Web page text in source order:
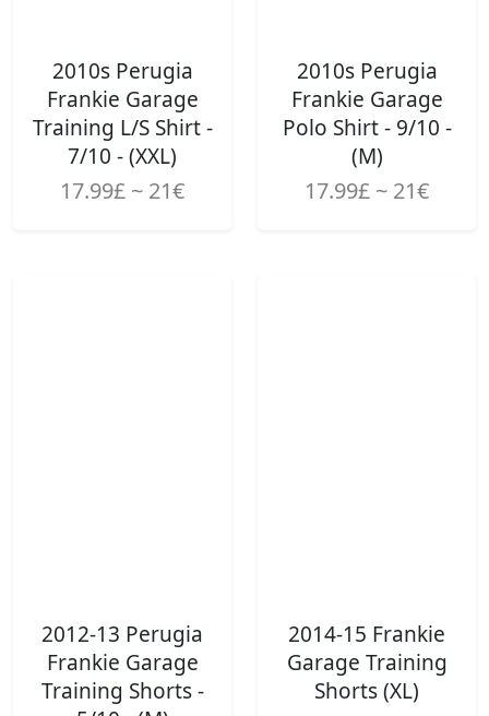
2010s Perugia
Frankie Garage
Training L/S Shirt -
7/10 - (XXL)
17.99£ ~ 21€
2010s Perugia
Frankie Garage
Polo Shirt - 9/10 -
(M)
17.99£ ~ 21€
2012-13 Perugia
Frankie Garage
Training Shorts -
2014-15 Frankie
Garage Training
Shorts (XL)